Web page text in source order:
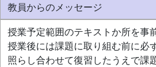
教員からのメッセージ
授業予定範囲のテキストか所を事
授業後には課題に取り組む前に必
照らし合わせて復習したうえで課